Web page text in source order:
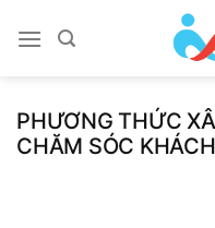
PHƯƠNG THỨC
CHĂM SÓC